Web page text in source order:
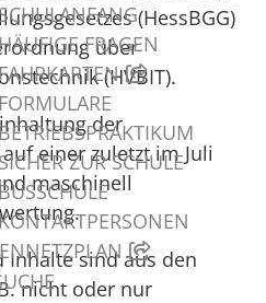
SCHULANFANG
FRAGEN
FAHRKARTEN
FORMULARE
BETRIEBSPRAKTIKUM
SICHER ZUR SCHULE
(HessBGG)
über
(HVBIT).
der
einer zuletzt im Juli
maschinell
Inhalte sind aus den
nicht oder nur